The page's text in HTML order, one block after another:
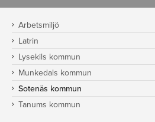
Arbetsmiljö
Latrin
Lysekils kommun
Munkedals kommun
Sotenäs kommun
Tanums kommun